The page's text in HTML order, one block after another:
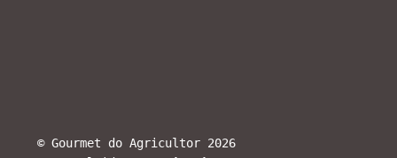
© Gourmet do Agricultor 2026